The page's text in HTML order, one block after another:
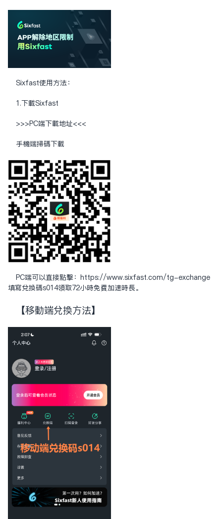
Sixfast使用方法：
1.下载Sixfast
>>>PC端下载地址<<<
手机端扫码下载
PC端可以直接点击： https://www.sixfast.com/tg-exchange
填写兑换码s014领取72小时免费加速时长。
【移动端兑换方法】